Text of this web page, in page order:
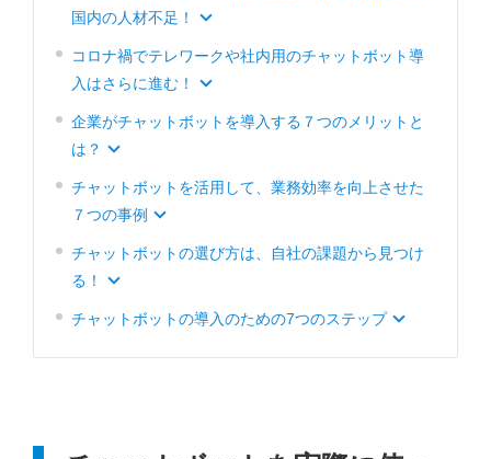
国内の人材不足！
コロナ禍でテレワークや社内用のチャットボット導
入はさらに進む！
企業がチャットボットを導入する７つのメリットと
は？
チャットボットを活用して、業務効率を向上させた
７つの事例
チャットボットの選び方は、自社の課題から見つけ
る！
チャットボットの導入のための7つのステップ